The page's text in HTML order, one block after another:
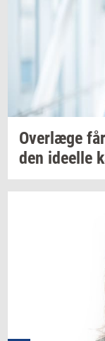
Over­læ­ge får
den ide­el­le